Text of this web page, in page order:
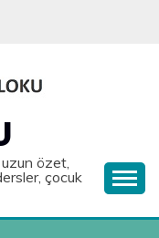
özet,
çocuk